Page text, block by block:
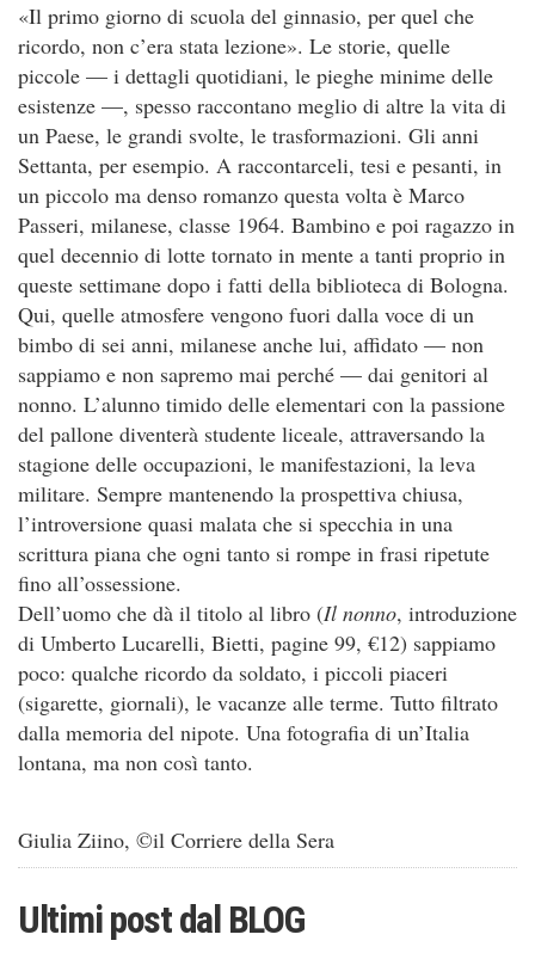
«Il primo giorno di scuola del ginnasio, per quel che
ricordo, non c’era stata lezione». Le storie, quelle
piccole — i dettagli quotidiani, le pieghe minime delle
esistenze —, spesso raccontano meglio di altre la vita di
un Paese, le grandi svolte, le trasformazioni. Gli anni
Settanta, per esempio. A raccontarceli, tesi e pesanti, in
un piccolo ma denso romanzo questa volta è Marco
Passeri, milanese, classe 1964. Bambino e poi ragazzo in
quel decennio di lotte tornato in mente a tanti proprio in
queste settimane dopo i fatti della biblioteca di Bologna.
Qui, quelle atmosfere vengono fuori dalla voce di un
bimbo di sei anni, milanese anche lui, affidato — non
sappiamo e non sapremo mai perché — dai genitori al
nonno. L’alunno timido delle elementari con la passione
del pallone diventerà studente liceale, attraversando la
stagione delle occupazioni, le manifestazioni, la leva
militare. Sempre mantenendo la prospettiva chiusa,
l’introversione quasi malata che si specchia in una
scrittura piana che ogni tanto si rompe in frasi ripetute
fino all’ossessione.
Dell’uomo che dà il titolo al libro (Il nonno, introduzione
di Umberto Lucarelli, Bietti, pagine 99, €12) sappiamo
poco: qualche ricordo da soldato, i piccoli piaceri
(sigarette, giornali), le vacanze alle terme. Tutto filtrato
dalla memoria del nipote. Una fotografia di un’Italia
lontana, ma non così tanto.
Giulia Ziino, ©il Corriere della Sera
Ultimi post dalBLOG